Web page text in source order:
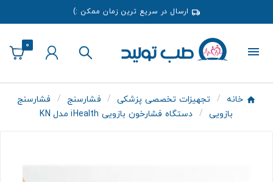
ارسال در سریع ترین زمان ممکن :)
0
خانه تجهیزات تخصصی پزشکی فشارسنج
فشارسنج
بازویی
دستگاه فشارخون بازویی iHealth مدل KN